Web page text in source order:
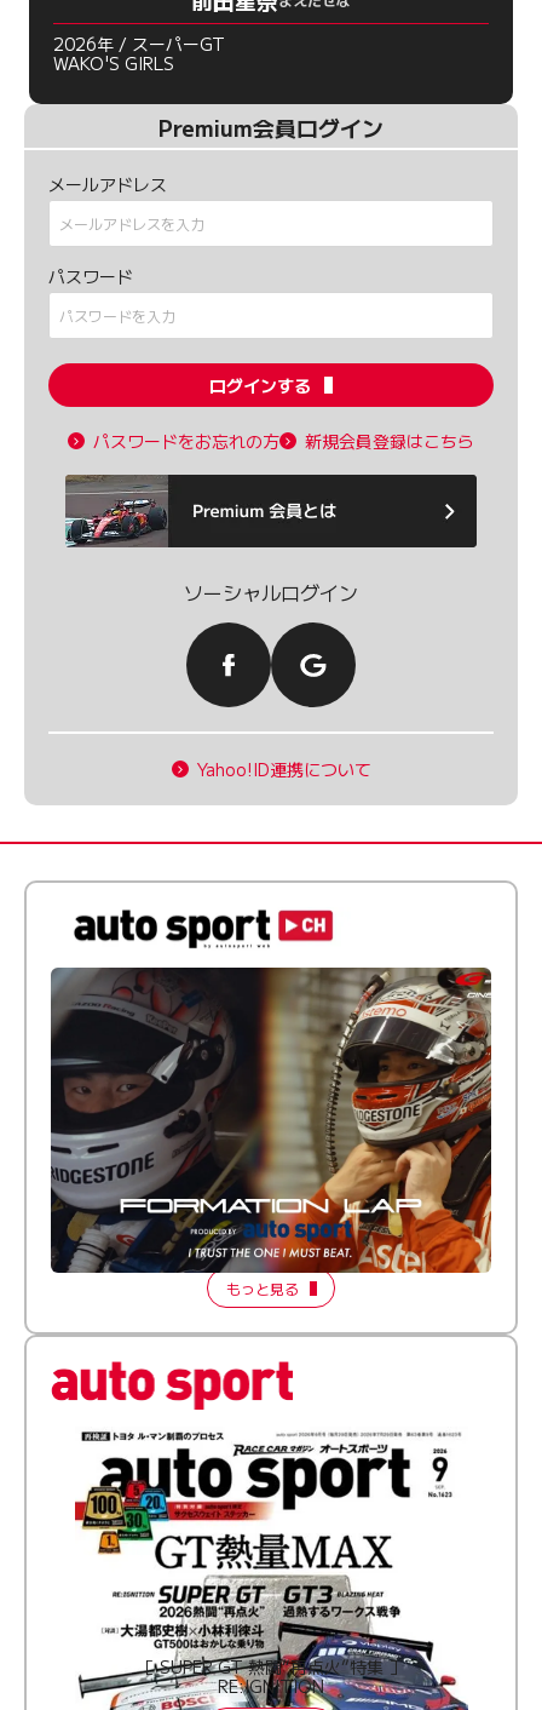
2026年 / スーパーGT
WAKO'S GIRLS
Premium会員ログイン
メールアドレス
パスワード
ログインする
パスワードをお忘れの方 新規会員登録はこちら
ソーシャルログイン
Yahoo!ID連携について
倒す相手を、信じてる。小林利徠斗 × 野村勇斗
【FORMATION LAP Produced by auto sport】
2026 Episode 2
もっと見る
［ SUPER GT 熱闘“再点火”特集 ］
RE:IGNITION